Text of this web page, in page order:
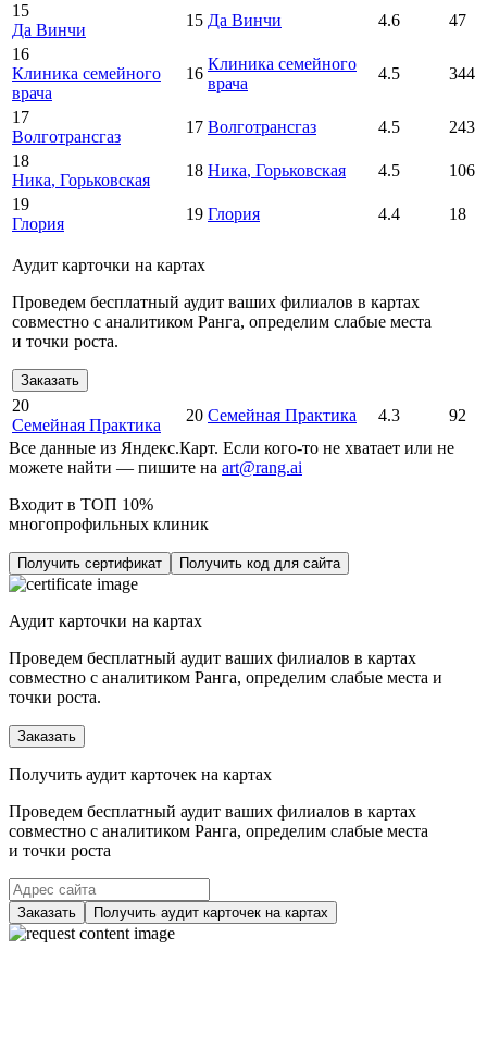
15
Да Винчи
15 Да Винчи 4.6
47
16
Клиника семейного
врача
16
Клиника семейного
врача
4.5 344
17
Волготрансгаз
17 Волготрансгаз 4.5
243
18
Ника, Горьковская
18 Ника, Горьковская 4.5
106
19
Глория
19 Глория 4.4 18
Аудит карточки на картах
Проведем бесплатный аудит ваших филиалов в картах
совместно с аналитиком Ранга, определим слабые места
и точки роста.
Заказать
20
Семейная Практика
20 Семейная Практика 4.3
92
Все данные из Яндекс.Карт. Если кого-то не хватает или не
можете найти — пишите на art@rang.ai
Входит в ТОП 10%
многопрофильных клиник
Получить сертификат Получить код для сайта
Аудит карточки на картах
Проведем бесплатный аудит ваших филиалов в картах
совместно с аналитиком Ранга, определим слабые места и
точки роста.
Заказать
Получить аудит карточек на картах
Проведем бесплатный аудит ваших филиалов в картах
совместно с аналитиком Ранга, определим слабые места
и точки роста
Заказать Получить аудит карточек на картах